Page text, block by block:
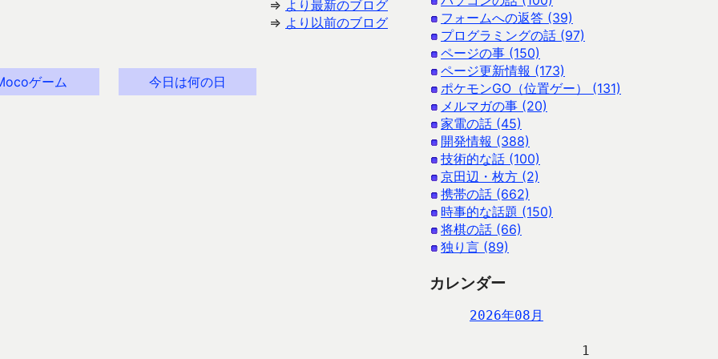
⇒ より最新のブログ
⇒ より以前のブログ
ゲーム 今日は何の日
フォームへの返答 (39)
プログラミングの話 (97)
ページの事 (150)
ページ更新情報 (173)
ポケモンGO（位置ゲー） (131)
メルマガの事 (20)
家電の話 (45)
開発情報 (388)
技術的な話 (100)
京田辺・枚方 (2)
携帯の話 (662)
時事的な話題 (150)
将棋の話 (66)
独り言 (89)
カレンダー
2026年08月
                   1